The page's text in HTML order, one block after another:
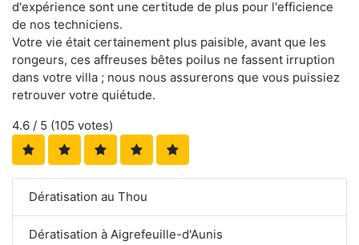
d'expérience sont une certitude de plus pour l'efficience
de nos techniciens.
Votre vie était certainement plus paisible, avant que les
rongeurs, ces affreuses bêtes poilus ne fassent irruption
dans votre villa ; nous nous assurerons que vous puissiez
retrouver votre quiétude.
4.6 / 5 (105 votes)
Dératisation au Thou
Dératisation à Aigrefeuille-d'Aunis